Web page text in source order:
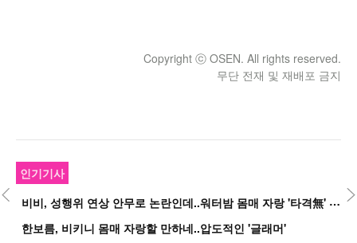
Copyright ⓒ OSEN. All rights reserved.
무단 전재 및 재배포 금지
인기기사
비
비, 성행위 연상 안무로 논란인데..워터밤 몸매 자랑 '타격無' 근황
한보름, 비키니 몸매 자랑할 만하네..압도적인 '글래머'